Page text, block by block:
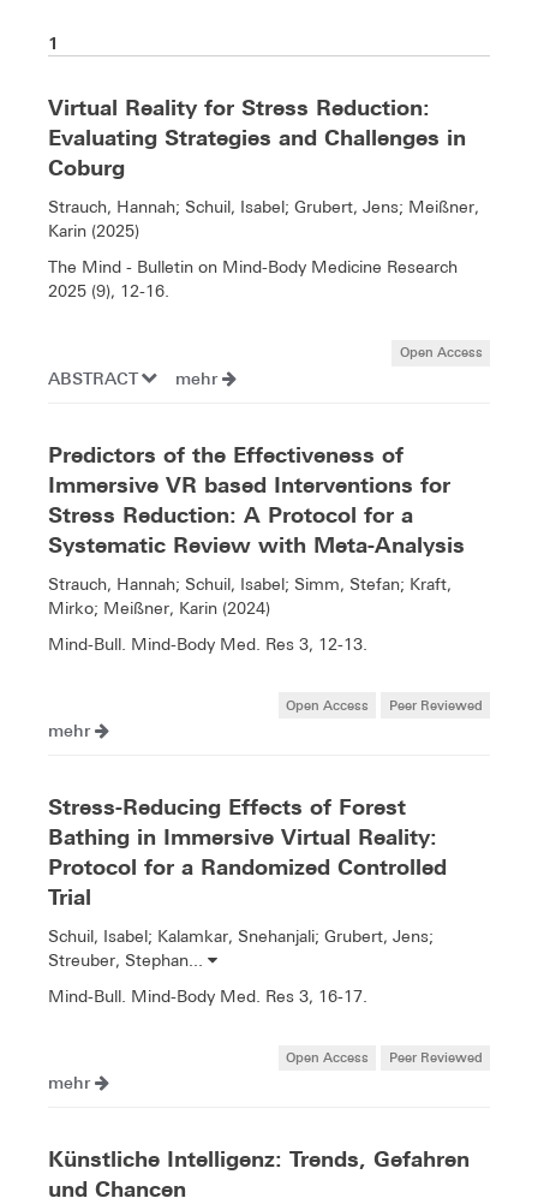
1
Virtual Reality for Stress Reduction:
Evaluating Strategies and Challenges in
Coburg
Strauch, Hannah; Schuil, Isabel; Grubert, Jens; Meißner,
Karin (2025)
The Mind - Bulletin on Mind-Body Medicine Research
2025 (9), 12-16.
Open Access
ABSTRACT mehr
Predictors of the Effectiveness of
Immersive VR based Interventions for
Stress Reduction: A Protocol for a
Systematic Review with Meta-Analysis
Strauch, Hannah; Schuil, Isabel; Simm, Stefan; Kraft,
Mirko; Meißner, Karin (2024)
Mind-Bull. Mind-Body Med. Res 3, 12-13.
Open Access Peer Reviewed
mehr
Stress-Reducing Effects of Forest
Bathing in Immersive Virtual Reality:
Protocol for a Randomized Controlled
Trial
Schuil, Isabel; Kalamkar, Snehanjali; Grubert, Jens;
Streuber, Stephan...
Mind-Bull. Mind-Body Med. Res 3, 16-17.
Open Access Peer Reviewed
mehr
Künstliche Intelligenz: Trends, Gefahren
und Chancen